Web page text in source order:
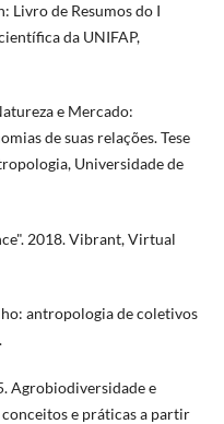
Livro de Resumos do I
da UNIFAP,
e Mercado:
de suas relações. Tese
Universidade de
2018. Vibrant, Virtual
antropologia de coletivos
Agrobiodiversidade e
e práticas a partir